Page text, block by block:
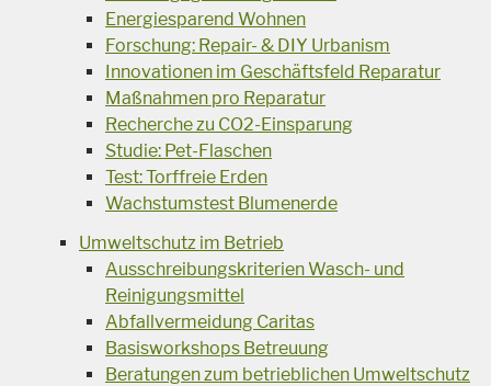
Energiesparend Wohnen
Forschung: Repair- & DIY Urbanism
Innovationen im Geschäftsfeld Reparatur
Maßnahmen pro Reparatur
Recherche zu CO2-Einsparung
Studie: Pet-Flaschen
Test: Torffreie Erden
Wachstumstest Blumenerde
Umweltschutz im Betrieb
Ausschreibungskriterien Wasch- und
Reinigungsmittel
Abfallvermeidung Caritas
Basisworkshops Betreuung
Beratungen zum betrieblichen Umweltschutz